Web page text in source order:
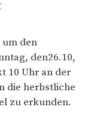
den
den26.10,
10 Uhr an der
die herbstliche
zu erkunden.